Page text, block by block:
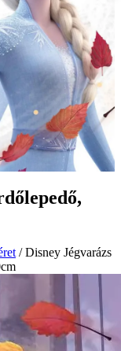
/ Disney Jégvarázs